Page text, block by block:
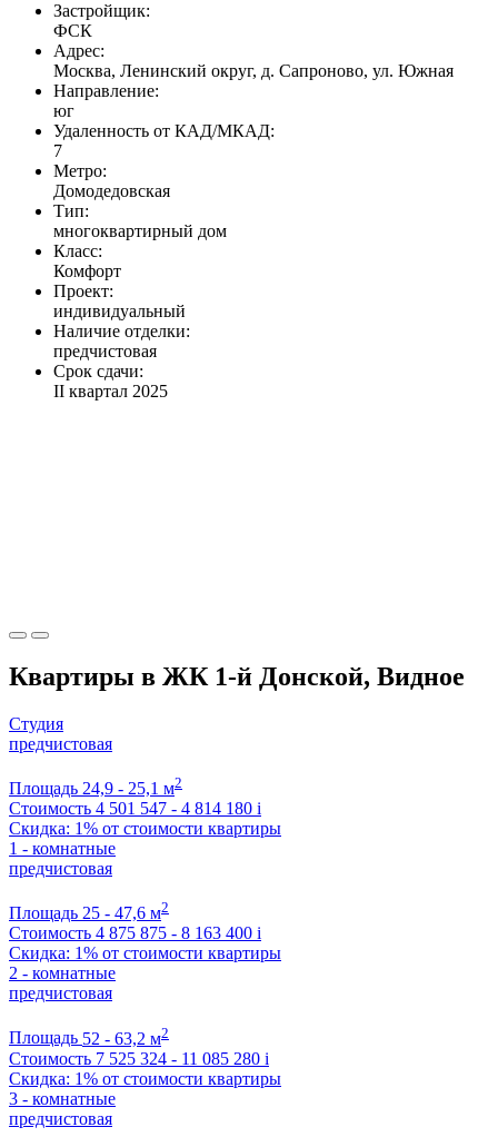
Застройщик:
ФСК
Адрес:
Москва, Ленинский округ, д. Сапроново, ул. Южная
Направление:
юг
Удаленность от КАД/МКАД:
7
Метро:
Домодедовская
Тип:
многоквартирный дом
Класс:
Комфорт
Проект:
индивидуальный
Наличие отделки:
предчистовая
Срок сдачи:
II квартал 2025
Квартиры в ЖК 1-й Донской, Видное
Студия
предчистовая
Площадь 24,9 - 25,1 м2
Стоимость 4 501 547 - 4 814 180 i
Скидка: 1% от стоимости квартиры
1 - комнатные
предчистовая
Площадь 25 - 47,6 м2
Стоимость 4 875 875 - 8 163 400 i
Скидка: 1% от стоимости квартиры
2 - комнатные
предчистовая
Площадь 52 - 63,2 м2
Стоимость 7 525 324 - 11 085 280 i
Скидка: 1% от стоимости квартиры
3 - комнатные
предчистовая